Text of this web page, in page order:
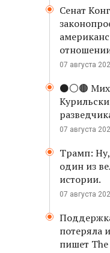
Сенат
07 августа
⚫️⚪️🟤
07 августа
Трамп:
один из
истории.
07 августа
потеряла
пишет